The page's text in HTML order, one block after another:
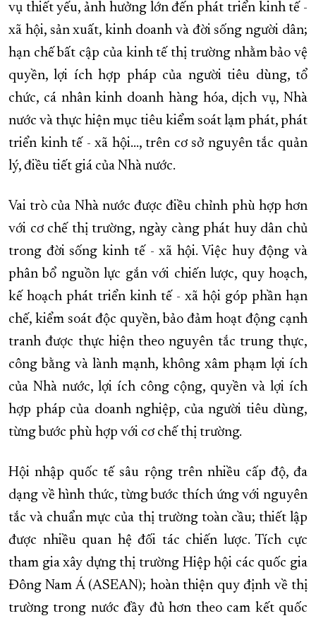
vụ thiết yếu, ảnh hưởng lớn đến phát triển kinh tế -
xã hội, sản xuất, kinh doanh và đời sống người dân;
hạn chế bất cập của kinh tế thị trường nhằm bảo vệ
quyền, lợi ích hợp pháp của người tiêu dùng, tổ
chức, cá nhân kinh doanh hàng hóa, dịch vụ, Nhà
nước và thực hiện mục tiêu kiểm soát lạm phát, phát
triển kinh tế - xã hội..., trên cơ sở nguyên tắc quản
lý, điều tiết giá của Nhà nước.
Vai trò của Nhà nước được điều chỉnh phù hợp hơn
với cơ chế thị trường, ngày càng phát huy dân chủ
trong đời sống kinh tế - xã hội. Việc huy động và
phân bổ nguồn lực gắn với chiến lược, quy hoạch,
kế hoạch phát triển kinh tế - xã hội góp phần hạn
chế, kiểm soát độc quyền, bảo đảm hoạt động cạnh
tranh được thực hiện theo nguyên tắc trung thực,
công bằng và lành mạnh, không xâm phạm lợi ích
của Nhà nước, lợi ích công cộng, quyền và lợi ích
hợp pháp của doanh nghiệp, của người tiêu dùng,
từng bước phù hợp với cơ chế thị trường.
Hội nhập quốc tế sâu rộng trên nhiều cấp độ, đa
dạng về hình thức, từng bước thích ứng với nguyên
tắc và chuẩn mực của thị trường toàn cầu; thiết lập
được nhiều quan hệ đối tác chiến lược. Tích cực
tham gia xây dựng thị trường Hiệp hội các quốc gia
Đông Nam Á (ASEAN); hoàn thiện quy định về thị
trường trong nước đầy đủ hơn theo cam kết quốc